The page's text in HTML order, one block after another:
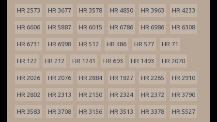
HR 2573 HR 3677 HR 3578 HR 4850 HR 3963 HR 4233
HR 6606 HR 5887 HR 6015 HR 6786 HR 6986 HR 6308
HR 6731 HR 6998 HR 512 HR 486 HR 577 HR 71
HR 122 HR 212 HR 1241 HR 693 HR 1493 HR 2070
HR 2026 HR 2076 HR 2884 HR 1827 HR 2265 HR 2910
HR 2802 HR 2313 HR 2150 HR 2324 HR 2372 HR 3790
HR 3583 HR 3708 HR 3156 HR 3513 HR 3378 HR 5527